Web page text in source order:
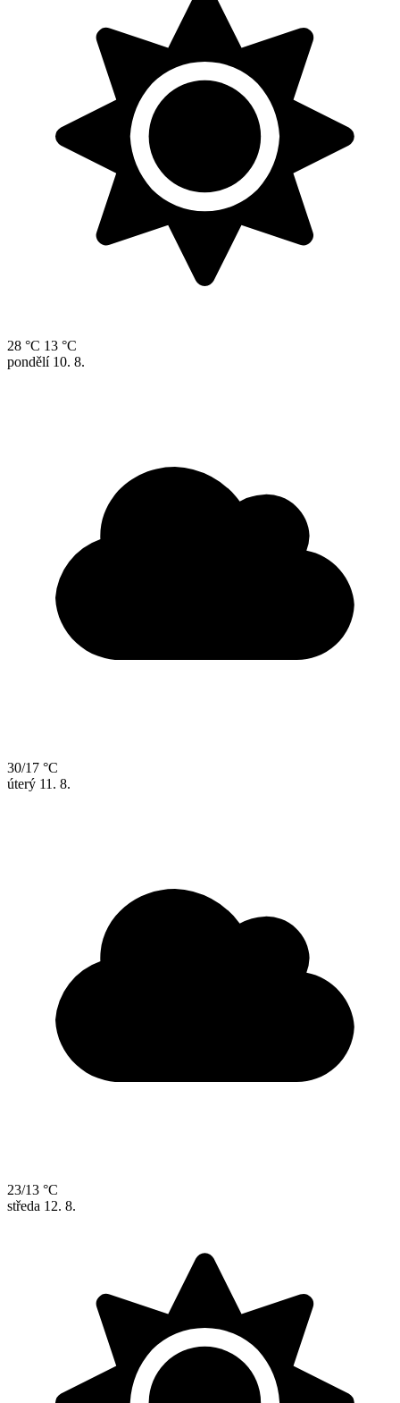
28 °C 13 °C
pondělí 10. 8.
30/17 °C
úterý 11. 8.
23/13 °C
středa 12. 8.